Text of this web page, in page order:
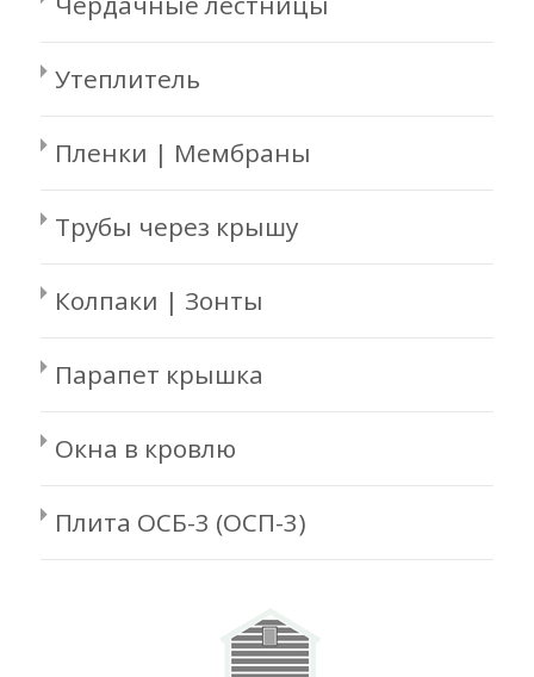
Утеплитель
Пленки | Мембраны
Трубы через крышу
Колпаки | Зонты
Парапет крышка
Окна в кровлю
Плита ОСБ-3 (ОСП-3)